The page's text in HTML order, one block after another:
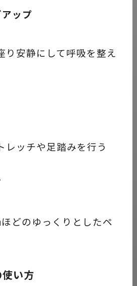
ップ
り安静にして呼吸を整え
レッチや足踏みを行う
どのゆっくりとしたペ
い方